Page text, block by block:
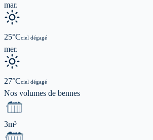
mar.
25°Cciel dégagé
mer.
27°Cciel dégagé
Nos volumes de bennes
3m³